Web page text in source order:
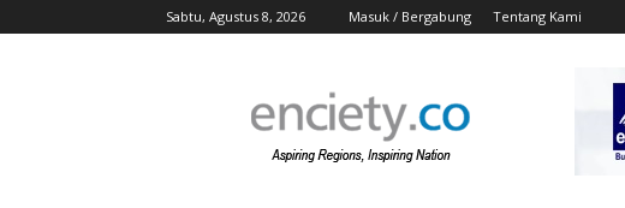
Sabtu, Agustus 8, 2026 Masuk / Bergabung Tentang Kami